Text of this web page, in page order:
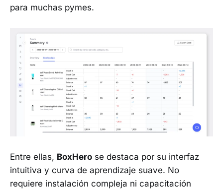
para muchas pymes.
Entre ellas, BoxHero se destaca por su interfaz
intuitiva y curva de aprendizaje suave. No
requiere instalación compleja ni capacitación